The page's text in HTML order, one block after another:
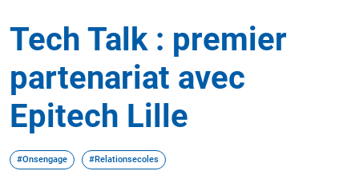
Tech Talk : premier
partenariat avec
Epitech Lille
#Onsengage #Relationsecoles